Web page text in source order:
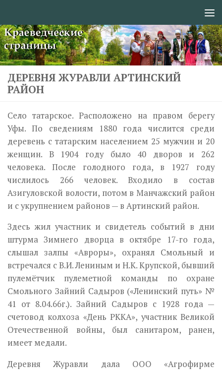
ДЕРЕВНЯ ЖУРАВЛИ АРТИНСКИЙ
РАЙОН
Село татарское. Расположено на правом берегу
Уфы. По сведениям 1880 года числится среди
деревень с татарским населением 25 мужчин и 20
женщин. В 1904 году было 40 дворов и 262
человека. После голодного года, в 1927 году
числилось 266 человек. Входило в состав
Азигуловской волости, потом в Манчажский район
и с укрупнением районов — в Артинский район.
Здесь жил участник и свидетель событий в дни
штурма Зимнего двор­ца в октябре 17-го года,
слышал залпы «Авроры», охранял Смольный и
встречался с В.И. Лениным и Н.К. Крупской, бывший
пулемётчик пуле­метной команды по охране
Смольного Зайний Садыров («Ленинский путь» №
41 от 8.04.66г.). Зайний Садыров с 1928 года —
счетовод колхоза «День РККА», участник Великой
Отечественной войны, был санитаром, ранен,
имеет медали.
Деревня Журавли дала ООО «Агрофирме